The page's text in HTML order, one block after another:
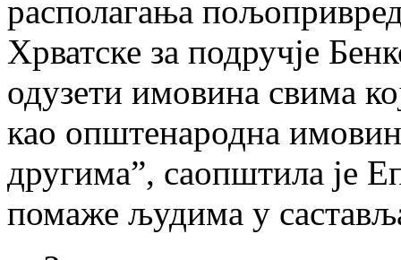
располагања
Хрватске за подручје
одузети имовина свима
као општенародна
другима”, саопштила је
помаже људима у